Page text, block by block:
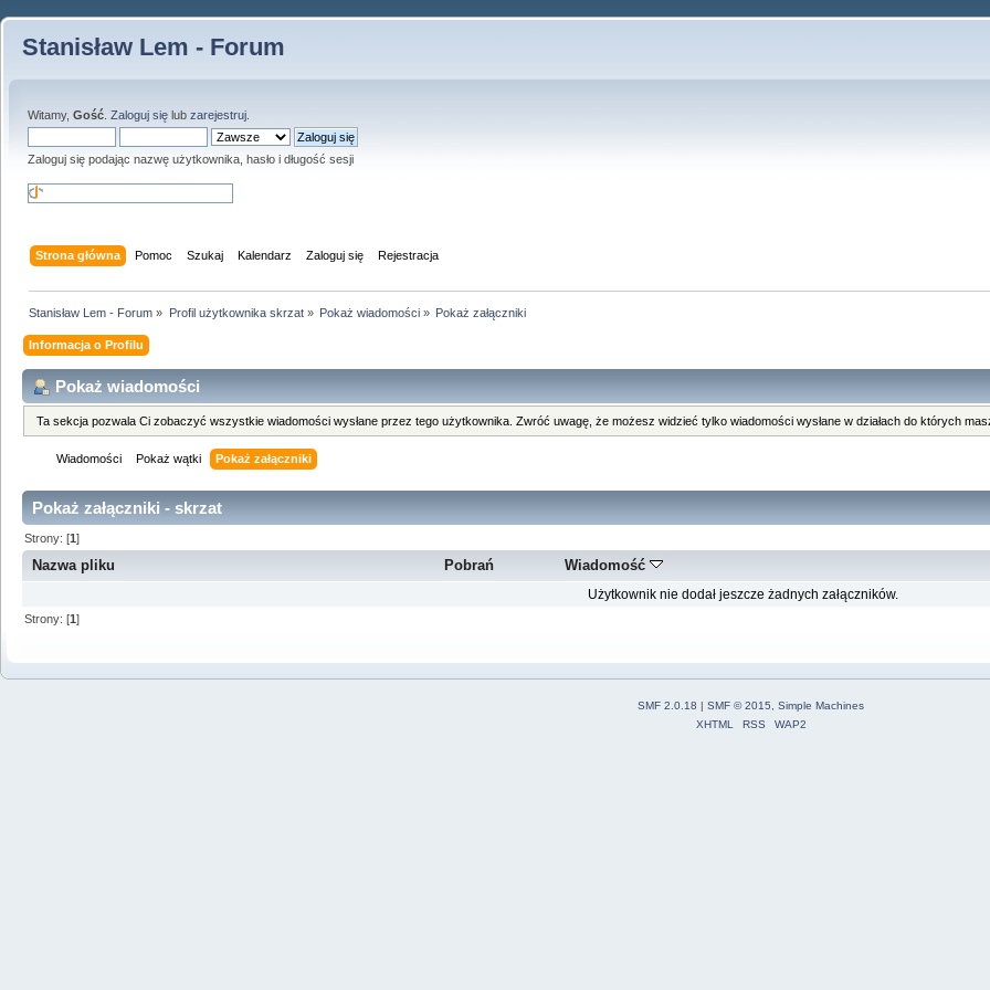
Stanisław Lem - Forum
Witamy, Gość Zaloguj się lub zarejestruj
Zaloguj się podając nazwę użytkownika, hasło i długość sesji
Strona główna Pomoc Szukaj Kalendarz Zaloguj się Rejestracja
Stanisław Lem - Forum » Profil użytkownika skrzat» Pokaż wiadomości» Pokaż załączniki
Informacja o Profilu
Pokaż wiadomości
Ta sekcja pozwala Ci zobaczyć wszystkie wiadomości wysłane przez tego użytkownika. Zwróć uwagę, że możesz widzieć tylko wiadomości wysłane w działach do których
Wiadomości Pokaż wątki Pokaż załączniki
Pokaż załączniki - skrzat
Strony: [1]
Nazwa pliku Pobrań Wiadomość
Użytkownik nie dodał jeszcze żadnych załączników.
Strony: [1]
SMF 2.0.18 | SMF © 2015
Simple Machines
XHTML
RSS WAP2